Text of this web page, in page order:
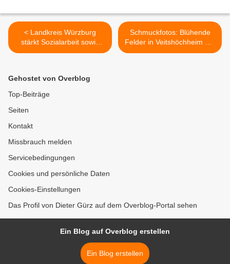
< Landkreis Würzburg
stärkt Sozialarbeit sowie
Kinder-, Jugend- und
Sozialpädagogik-Stelle an
der Veitshöchheimer
Grundschule
Schmuckfotos: Blühende
Felder in Veitshöchheim am
1. Dezember >
Gehostet von Overblog
Top-Beiträge
Seiten
Kontakt
Missbrauch melden
Servicebedingungen
Cookies und persönliche Daten
Cookies-Einstellungen
Das Profil von Dieter Gürz auf dem Overblog-Portal sehen
Ein Blog auf Overblog erstellen
Ein Blog erstellen